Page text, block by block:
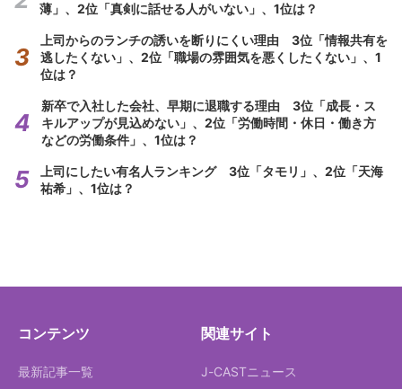
薄」、2位「真剣に話せる人がいない」、1位は？
上司からのランチの誘いを断りにくい理由 3位「情報共有を
逃したくない」、2位「職場の雰囲気を悪くしたくない」、1
位は？
新卒で入社した会社、早期に退職する理由 3位「成長・ス
キルアップが見込めない」、2位「労働時間・休日・働き方
などの労働条件」、1位は？
上司にしたい有名人ランキング 3位「タモリ」、2位「天海
祐希」、1位は？
コンテンツ
最新記事一覧
関連サイト
J-CASTニュース